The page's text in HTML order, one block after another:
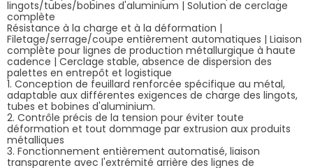
lingots/tubes/bobines d'aluminium | Solution de cerclage
complète
Résistance à la charge et à la déformation |
Filetage/serrage/coupe entièrement automatiques | Liaison
complète pour lignes de production métallurgique à haute
cadence | Cerclage stable, absence de dispersion des
palettes en entrepôt et logistique
1. Conception de feuillard renforcée spécifique au métal,
adaptable aux différentes exigences de charge des lingots,
tubes et bobines d'aluminium.
2. Contrôle précis de la tension pour éviter toute
déformation et tout dommage par extrusion aux produits
métalliques
3. Fonctionnement entièrement automatisé, liaison
transparente avec l'extrémité arrière des lignes de